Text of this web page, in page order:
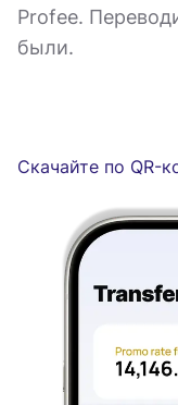
Profee.
были.
Скачайте по QR-